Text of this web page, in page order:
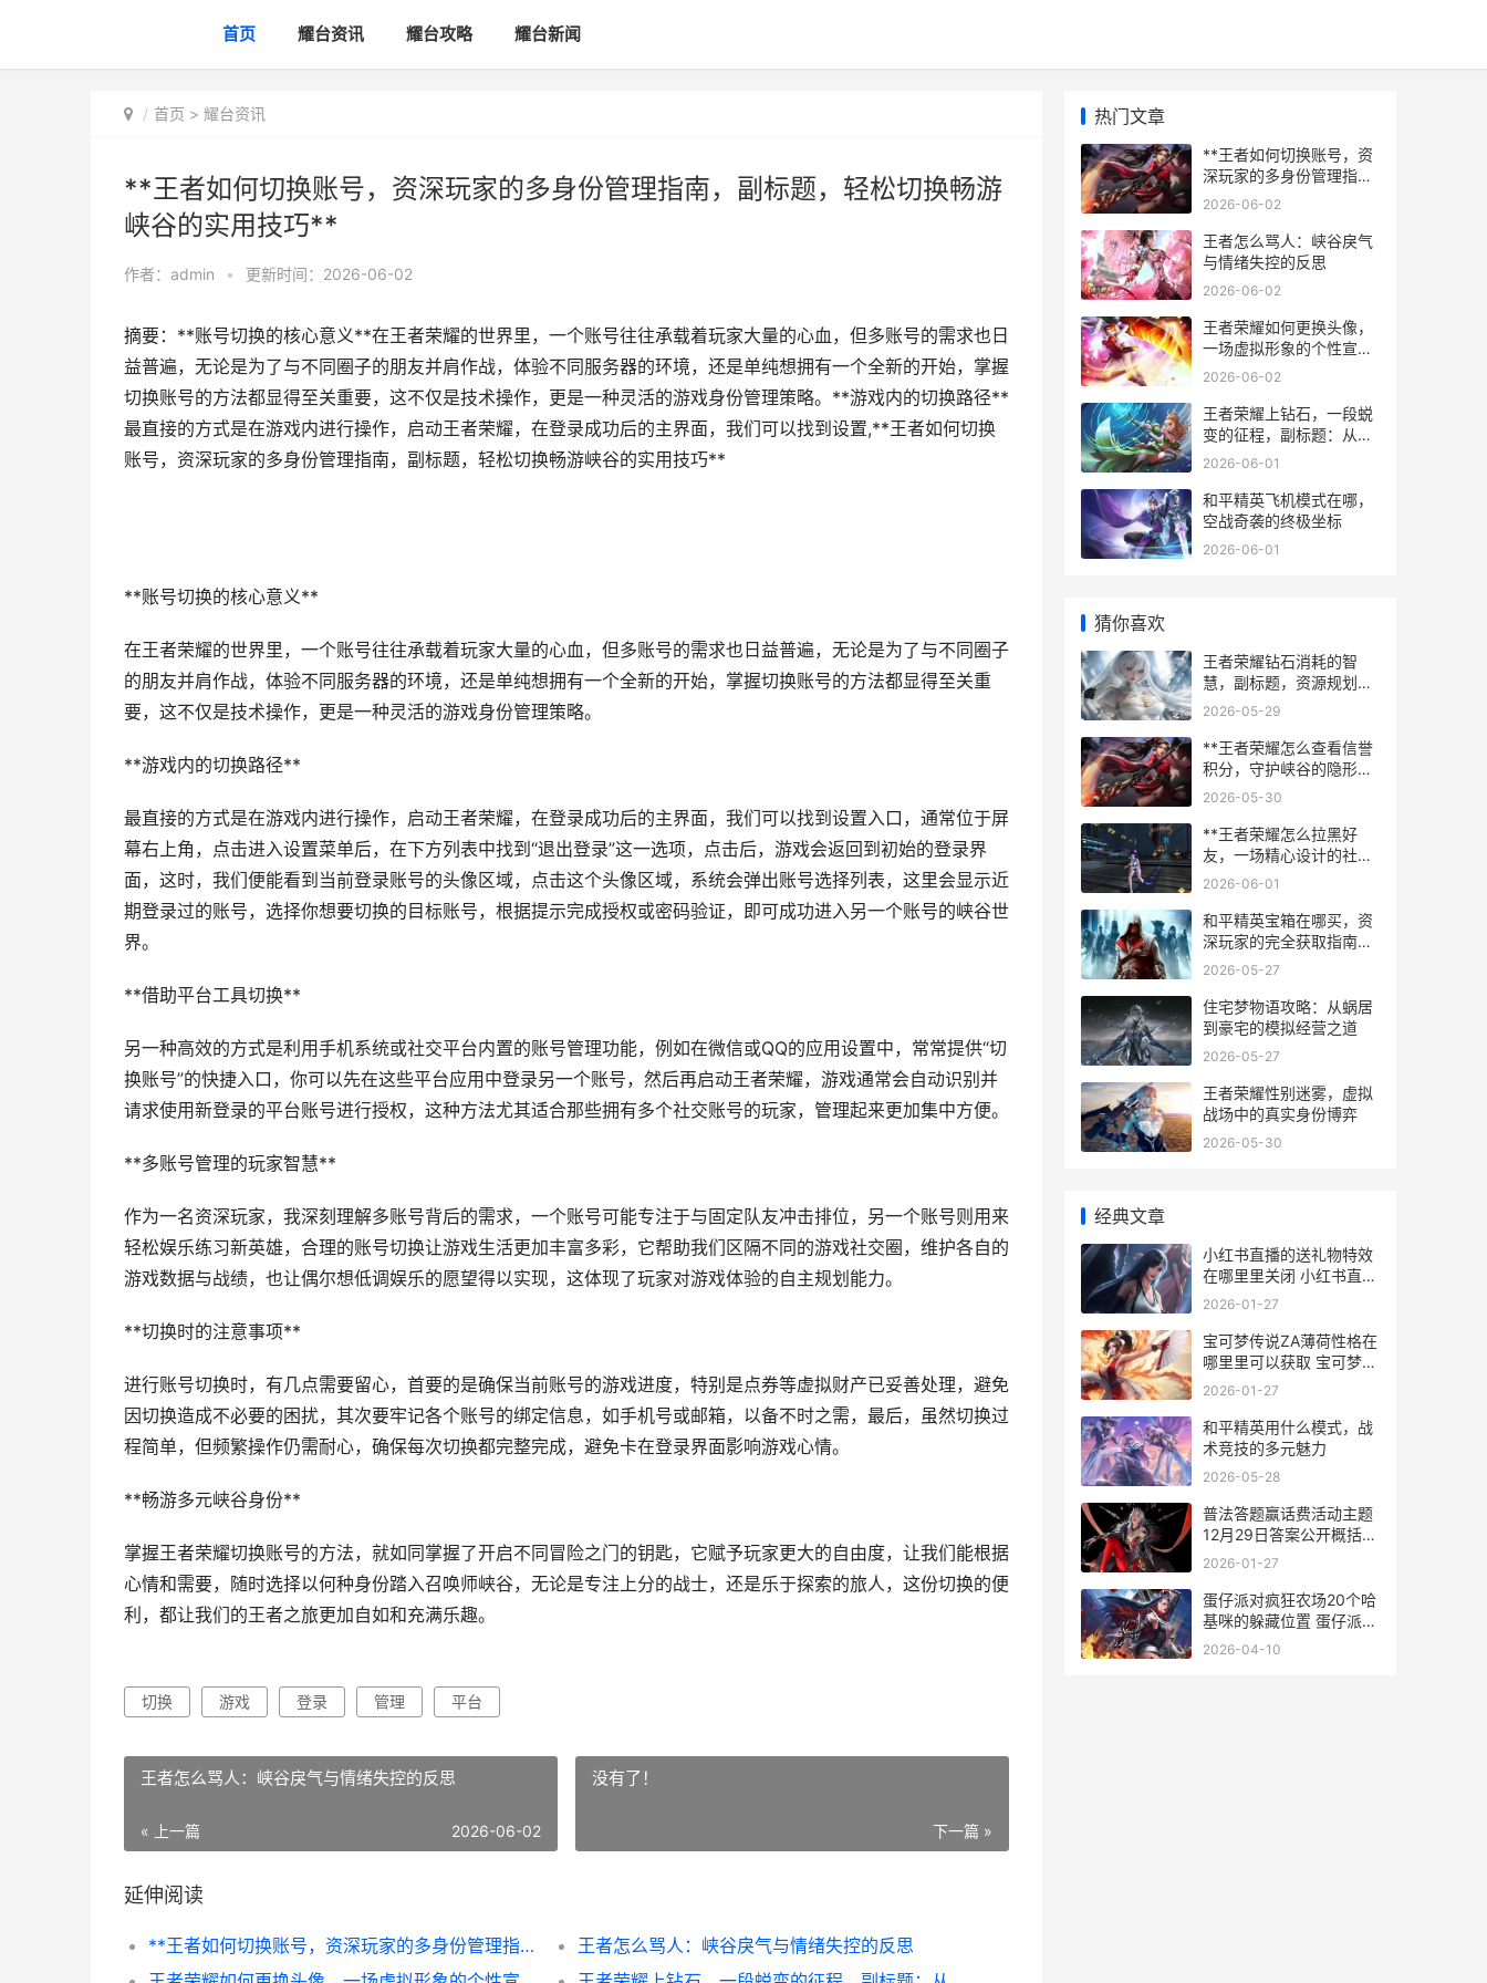
首页 耀台资讯 耀台攻略 耀台新闻
首页 > 耀台资讯
**王者如何切换账号，资深玩家的多身份管理指南，副标题，轻松切换畅游
峡谷的实用技巧**
作者： admin • 更新时间：2026-06-02
摘要：**账号切换的核心意义**在王者荣耀的世界里，一个账号往往承载着玩家大量的心血，但多账号的需求也日
益普遍，无论是为了与不同圈子的朋友并肩作战，体验不同服务器的环境，还是单纯想拥有一个全新的开始，掌握
切换账号的方法都显得至关重要，这不仅是技术操作，更是一种灵活的游戏身份管理策略。**游戏内的切换路径**
最直接的方式是在游戏内进行操作，启动王者荣耀，在登录成功后的主界面，我们可以找到设置,**王者如何切换
账号，资深玩家的多身份管理指南，副标题，轻松切换畅游峡谷的实用技巧**
**账号切换的核心意义**
在王者荣耀的世界里，一个账号往往承载着玩家大量的心血，但多账号的需求也日益普遍，无论是为了与不同圈子
的朋友并肩作战，体验不同服务器的环境，还是单纯想拥有一个全新的开始，掌握切换账号的方法都显得至关重
要，这不仅是技术操作，更是一种灵活的游戏身份管理策略。
**游戏内的切换路径**
最直接的方式是在游戏内进行操作，启动王者荣耀，在登录成功后的主界面，我们可以找到设置入口，通常位于屏
幕右上角，点击进入设置菜单后，在下方列表中找到“退出登录”这一选项，点击后，游戏会返回到初始的登录界
面，这时，我们便能看到当前登录账号的头像区域，点击这个头像区域，系统会弹出账号选择列表，这里会显示近
期登录过的账号，选择你想要切换的目标账号，根据提示完成授权或密码验证，即可成功进入另一个账号的峡谷世
界。
**借助平台工具切换**
另一种高效的方式是利用手机系统或社交平台内置的账号管理功能，例如在微信或QQ的应用设置中，常常提供“切
换账号”的快捷入口，你可以先在这些平台应用中登录另一个账号，然后再启动王者荣耀，游戏通常会自动识别并
请求使用新登录的平台账号进行授权，这种方法尤其适合那些拥有多个社交账号的玩家，管理起来更加集中方便。
**多账号管理的玩家智慧**
作为一名资深玩家，我深刻理解多账号背后的需求，一个账号可能专注于与固定队友冲击排位，另一个账号则用来
轻松娱乐练习新英雄，合理的账号切换让游戏生活更加丰富多彩，它帮助我们区隔不同的游戏社交圈，维护各自的
游戏数据与战绩，也让偶尔想低调娱乐的愿望得以实现，这体现了玩家对游戏体验的自主规划能力。
**切换时的注意事项**
进行账号切换时，有几点需要留心，首要的是确保当前账号的游戏进度，特别是点券等虚拟财产已妥善处理，避免
因切换造成不必要的困扰，其次要牢记各个账号的绑定信息，如手机号或邮箱，以备不时之需，最后，虽然切换过
程简单，但频繁操作仍需耐心，确保每次切换都完整完成，避免卡在登录界面影响游戏心情。
**畅游多元峡谷身份**
掌握王者荣耀切换账号的方法，就如同掌握了开启不同冒险之门的钥匙，它赋予玩家更大的自由度，让我们能根据
心情和需要，随时选择以何种身份踏入召唤师峡谷，无论是专注上分的战士，还是乐于探索的旅人，这份切换的便
利，都让我们的王者之旅更加自如和充满乐趣。
切换 游戏 登录 管理 平台
王者怎么骂人：峡谷戾气与情绪失控的反思
« 上一篇 2026-06-02
没有了！
下一篇 »
延伸阅读
**王者如何切换账号，资深玩家的多身份管理指南，副标题，轻松切换畅游峡谷的实用技巧**
王者怎么骂人：峡谷戾气与情绪失控的反思
热门文章
**王者如何切换账号，资
深玩家的多身份管理指
南，副标题，轻松切换畅
2026-06-02
王者怎么骂人：峡谷戾气
与情绪失控的反思
2026-06-02
王者荣耀如何更换头像，
一场虚拟形象的个性宣
言，副标题，从默认到自
2026-06-02
王者荣耀上钻石，一段蜕
变的征程，副标题：从混
沌到明晰的实战领悟
2026-06-01
和平精英飞机模式在哪，
空战奇袭的终极坐标
2026-06-01
猜你喜欢
王者荣耀钻石消耗的智
慧，副标题，资源规划与
心态博弈的艺术
2026-05-29
**王者荣耀怎么查看信誉
积分，守护峡谷的隐形守
护者，副标题，揭秘信誉
2026-05-30
**王者荣耀怎么拉黑好
友，一场精心设计的社交
边界守护战副标题**
2026-06-01
和平精英宝箱在哪买，资
深玩家的完全获取指南，
副标题，开启你的战术资
2026-05-27
住宅梦物语攻略：从蜗居
到豪宅的模拟经营之道
2026-05-27
王者荣耀性别迷雾，虚拟
战场中的真实身份博弈
2026-05-30
经典文章
小红书直播的送礼物特效
在哪里里关闭 小红书直播
送礼物连击的步骤与技巧
2026-01-27
宝可梦传说ZA薄荷性格在
哪里里可以获取 宝可梦传
说za薄荷在哪买
2026-01-27
和平精英用什么模式，战
术竞技的多元魅力
2026-05-28
普法答题赢话费活动主题
12月29日答案公开概括
中国普法答题抽奖
2026-01-27
蛋仔派对疯狂农场20个哈
基咪的躲藏位置 蛋仔派对
疯狂农场快速赚钱
2026-04-10